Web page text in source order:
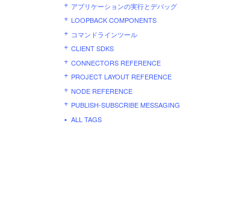
アプリケーションの実行とデバッグ
LOOPBACK COMPONENTS
コマンドラインツール
CLIENT SDKS
CONNECTORS REFERENCE
PROJECT LAYOUT REFERENCE
NODE REFERENCE
PUBLISH-SUBSCRIBE MESSAGING
ALL TAGS